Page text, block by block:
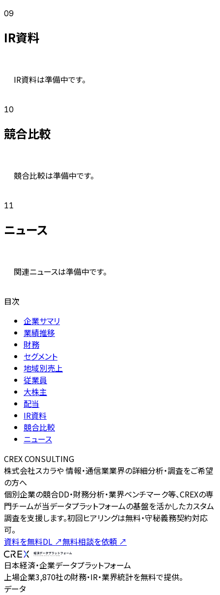
09
IR資料
IR資料は準備中です。
10
競合比較
競合比較は準備中です。
11
ニュース
関連ニュースは準備中です。
目次
企業サマリ
業績推移
財務
セグメント
地域別売上
従業員
大株主
配当
IR資料
競合比較
ニュース
CREX CONSULTING
株式会社スカラや 情報・通信業業界の詳細分析・調査をご希望
の方へ
個別企業の競合DD・財務分析・業界ベンチマーク等、CREXの専
門チームが当データプラットフォームの基盤を活かしたカスタム
調査を支援します。初回ヒアリングは無料・守秘義務契約対応
可。
資料を無料DL ↗無料相談を依頼 ↗
日本経済・企業データプラットフォーム
上場企業3,870社の財務・IR・業界統計を無料で提供。
データ